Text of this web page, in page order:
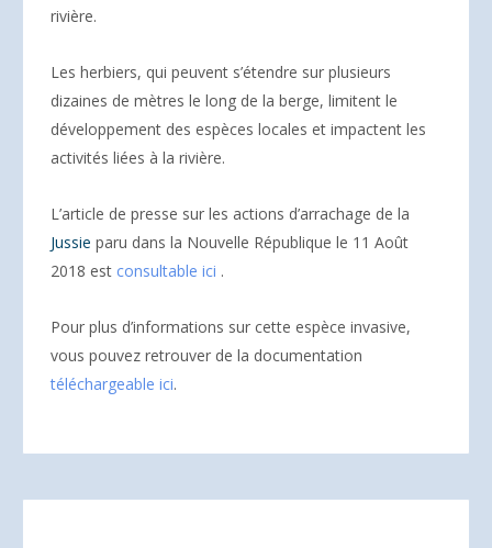
rivière.
Les herbiers, qui peuvent s’étendre sur plusieurs
dizaines de mètres le long de la berge, limitent le
développement des espèces locales et impactent les
activités liées à la rivière.
L’article de presse sur les actions d’arrachage de la
Jussie paru dans la Nouvelle République le 11 Août
2018 est consultable ici .
Pour plus d’informations sur cette espèce invasive,
vous pouvez retrouver de la documentation
téléchargeable ici.